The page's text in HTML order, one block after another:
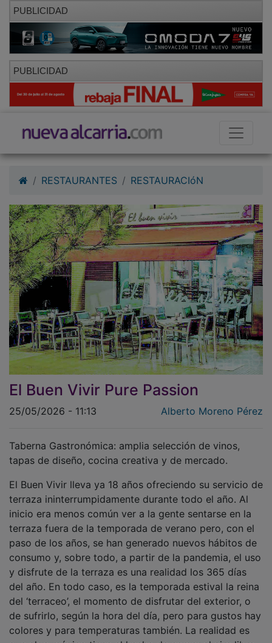
PUBLICIDAD
PUBLICIDAD
El Buen Vivir Pure Passion
tapas de diseño, cocina creativa y de mercado.
terraza ininterrumpidamente durante todo el año. Al
inicio era menos común ver a la gente sentarse en la
terraza fuera de la temporada de verano pero, con el
paso de los años, se han generado nuevos hábitos de
consumo y, sobre todo, a partir de la pandemia, el uso
y disfrute de la terraza es una realidad los 365 días
del año. En todo caso, es la temporada estival la reina
del ‘terraceo’, el momento de disfrutar del exterior, o
de sufrirlo, según la hora del día, pero para gustos hay
colores y para temperaturas también. La realidad es
que algo mágico tiene el hecho de comer al aire libre,